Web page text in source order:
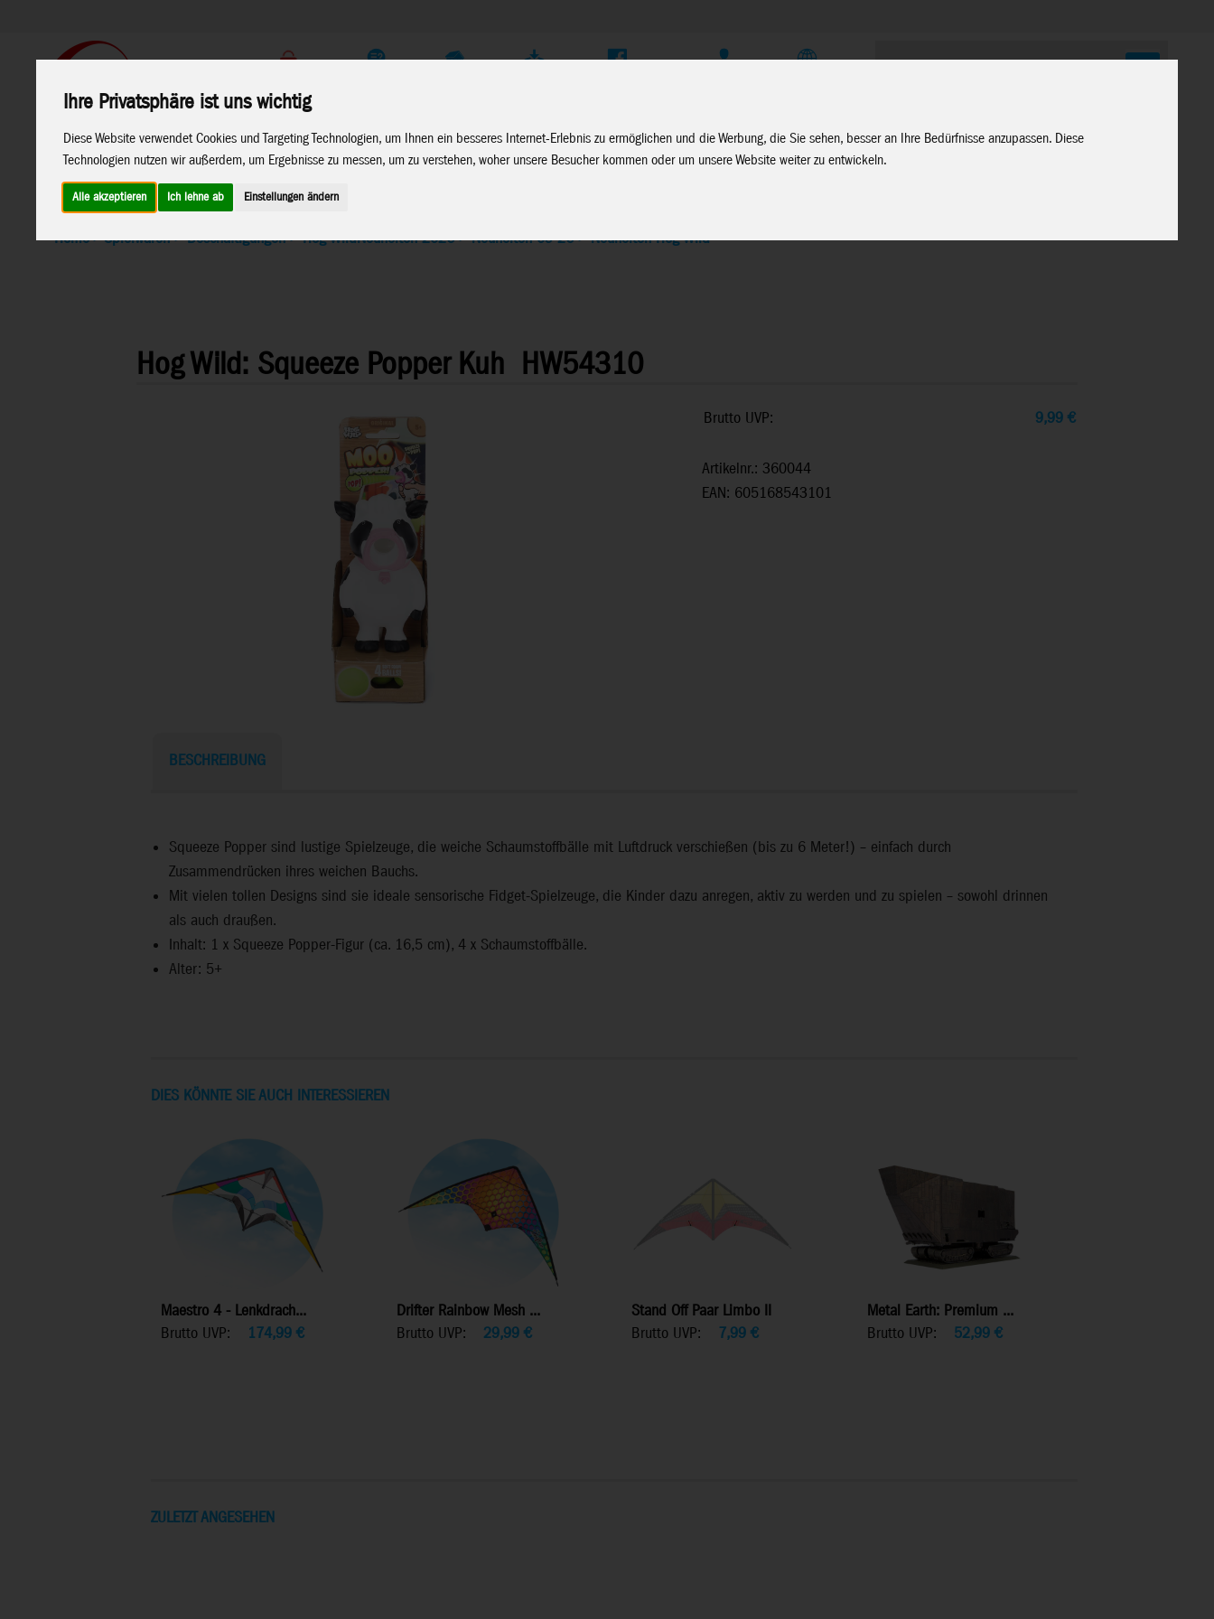
Ihre Privatsphäre ist uns wichtig
Diese Website verwendet Cookies und Targeting Technologien, um Ihnen ein besseres Internet-Erlebnis zu ermöglichen und die Werbung, die Sie sehen, besser an Ihre Bedürfnisse anzupassen. Diese
Technologien nutzen wir außerdem, um Ergebnisse zu messen, um zu verstehen, woher unsere Besucher kommen oder um unsere Website weiter zu entwickeln.
Alle akzeptieren Ich lehne ab Einstellungen ändern
Home Marken
Home>Spielwaren>Beschäftigungen>Hog WildNeuheiten 2026>Neuheiten 09-26>Neuheiten Hog Wild
Hog Wild: Squeeze Popper Kuh HW54310
Brutto UVP: 9,99€
Artikelnr.: 360044
EAN: 605168543101
BESCHREIBUNG
Squeeze Popper sind lustige Spielzeuge, die weiche Schaumstoffbälle mit Luftdruck verschießen (bis zu 6 Meter!) – einfach durch
Zusammendrücken ihres weichen Bauchs.
Mit vielen tollen Designs sind sie ideale sensorische Fidget-Spielzeuge, die Kinder dazu anregen, aktiv zu werden und zu spielen – sowohl drinnen
als auch draußen.
Inhalt: 1 x Squeeze Popper-Figur (ca. 16,5 cm), 4 x Schaumstoffbälle.
Alter: 5+
DIES KÖNNTE SIE AUCH INTERESSIEREN
Maestro 4 - Lenkdrach...
Brutto UVP:
174,99 €
Drifter Rainbow Mesh ...
Brutto UVP:
29,99€
Stand Off Paar Limbo II
Brutto UVP:
7,99 €
Metal Earth: Premium ...
Brutto UVP:
52,99€
ZULETZT ANGESEHEN